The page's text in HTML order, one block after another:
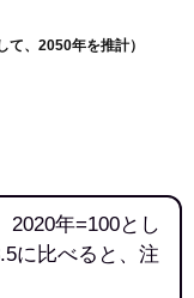
て、2050年を推計）
年=100とし
に比べると、注